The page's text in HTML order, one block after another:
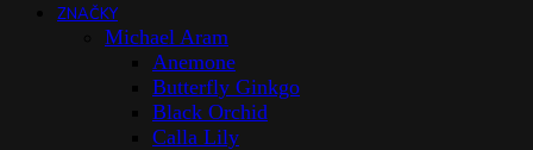
ZNAČKY
Michael Aram
Anemone
Butterfly Ginkgo
Black Orchid
Calla Lily